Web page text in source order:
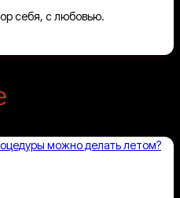
себя, с любовью.